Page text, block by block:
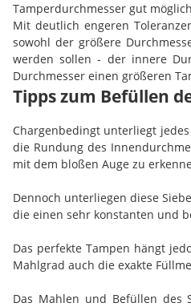
Tamperdurchmesser gut
Mit deutlich engeren
sowohl der größere
werden sollen - der innere
Durchmesser einen größeren
Tipps zum Befüllen
Chargenbedingt unterliegt
die Rundung des
mit dem bloßen Auge zu
Dennoch unterliegen diese
die einen sehr konstanten und
Das perfekte Tampen hängt
Mahlgrad auch die exakte
Das Mahlen und Befüllen des